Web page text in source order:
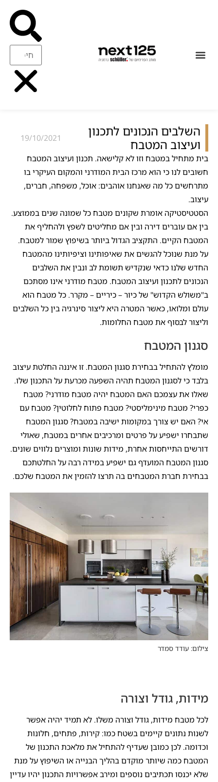
השלבים הנכונים לתכנון
ועיצוב המטבח
19/10/2021
צילום: עודד סמדר
בית מתחיל במטבח וזו לא קלישאה. תכנון ועיצוב המטבח
חשובים לנו כי הוא מרכז הבית המודרני והמקום העיקרי בו
מתרחשים כל מה שאנחנו אוהבים: אוכל, משפחה, חברים,
עיצוב.
הסטטיסטיקה אומרת שקונים מטבח כל שמונה שנים בממוצע.
בין אם עוברים דירה ובין אם מחליטים לשפץ ולהחליף את
המטבח הקיים. התקציב הגדול ביותר בשיפוץ שמור למטבח.
על מנת שנוכל להגשים את שאיפותינו וציפיותינו מהמטבח
החדש שלנו כדאי שנקדיש תשומת לב ונבין את השלבים
הנכונים לתכנון ועיצוב המטבח. מטבח מודרני אינו מסתכם
ב"משולש הקדוש" של כיור – כיריים – מקרר. כל מטבח הוא
עולם ומלואו, כאשר המטרה היא ליצור סינרגיה בין כל השלבים
וליצור לבסוף את מטבח החלומות.
סגנון המטבח
מומלץ להתחיל בבחירת סגנון המטבח. זו איננה החלטת עיצוב
בלבד כי לסגנון המטבח תהיה השפעה מכרעת על התכנון שלו.
שאלו את עצמכם האם המטבח יהיה מטבח מודרני? מטבח
כפרי? מטבח מינימליסטי? מטבח פתוח לחלוטין? מטבח עם
אי? האם יש צורך במקומות ישיבה במטבח? סגנון המטבח
שתבחרו ישפיע על פרטים ומרכיבים אחרים במטבח, שאולי
דורשים התייחסות אחרת, מידות שונות ומוצרים נלווים שונים.
סגנון המטבח המועדף גם ישפיע במידה רבה על החלטתכם
בבחירת חברת המטבחים בה תרצו להזמין את המטבח שלכם.
מידות, גודל וצורה
לכל מטבח מידות, גודל וצורה משלו. לא תמיד יהיה אפשר
לשנות נתונים קיימים בשטח כמו: קירות, פתחים, חלונות
וכדומה. לכן כמובן שעדיף להתחיל את מלאכת התכנון של
המטבח כמה שיותר מוקדם בהליך הבנייה או השיפוץ על מנת
שלא יכנסו תכתיבים נוספים ומירב אפשרויות התכנון יהיו עדיין